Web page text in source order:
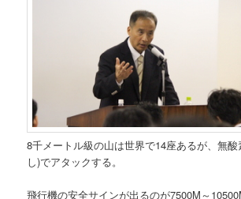
8千メートル級の山は世界で14座あるが、無
し)でアタックする。
飛行機の安全サインが出るのが7500M～